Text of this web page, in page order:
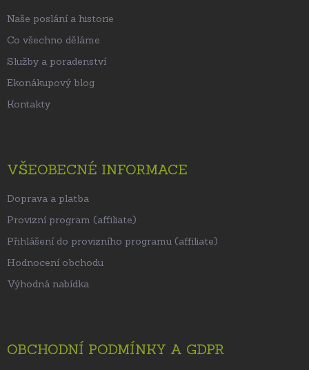
Naše poslání a historie
Co všechno děláme
Služby a poradenství
Ekonákupový blog
Kontakty
VŠEOBECNÉ INFORMACE
Doprava a platba
Provizní program (affiliate)
Přihlášení do provizního programu (affiliate)
Hodnocení obchodu
Výhodná nabídka
OBCHODNÍ PODMÍNKY A GDPR